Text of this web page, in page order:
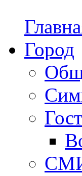
Город